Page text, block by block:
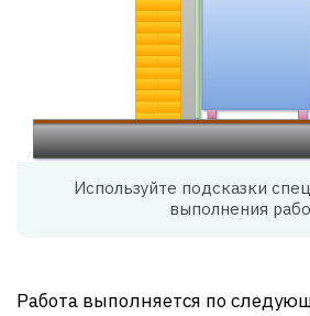
Используйте подсказки
выполнения
Работа выполняется по